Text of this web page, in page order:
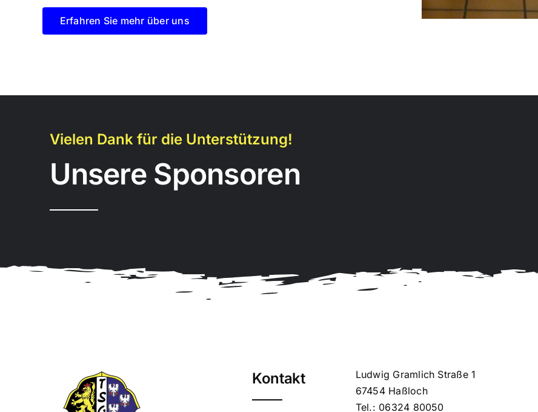
Erfahren Sie mehr über uns
Vielen Dank für die Unterstützung!
Unsere Sponsoren
Kontakt
Ludwig Gramlich Straße 1
67454 Haßloch
Tel.: 06324 80050